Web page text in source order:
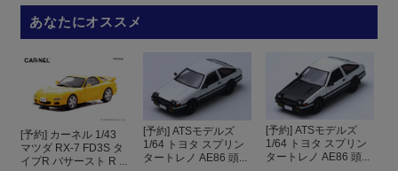
あなたにオススメ
[予約] カーネル 1/43
マツダ RX-7 FD3S タ
イプR バサースト R ...
[予約] ATSモデルズ
1/64 トヨタ スプリン
タートレノ AE86 頭...
[予約] ATSモデルズ
1/64 トヨタ スプリン
タートレノ AE86 頭...